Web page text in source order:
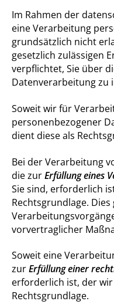
Im Rahmen der
eine Verarbeitung
grundsätzlich nicht
gesetzlich zulässigen
verpflichtet, Sie über
Datenverarbeitung zu
Soweit wir für
personenbezogener
dient diese als
Bei der Verarbeitung
die zurErfüllungeines
Sie sind, erforderlich
Rechtsgrundlage.
vorvertraglicher
Soweit eine
zurErfüllung einer
erforderlich ist, der
Rechtsgrundlage.